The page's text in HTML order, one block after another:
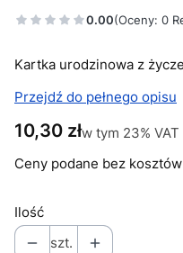
0.00(Oceny: 0
Kartka urodzinowa z
Przejdź do pełnego opisu
Cena
10,30 złw tym 23% VAT
w tym 23% VAT
Ceny podane bez
Ilość
szt.